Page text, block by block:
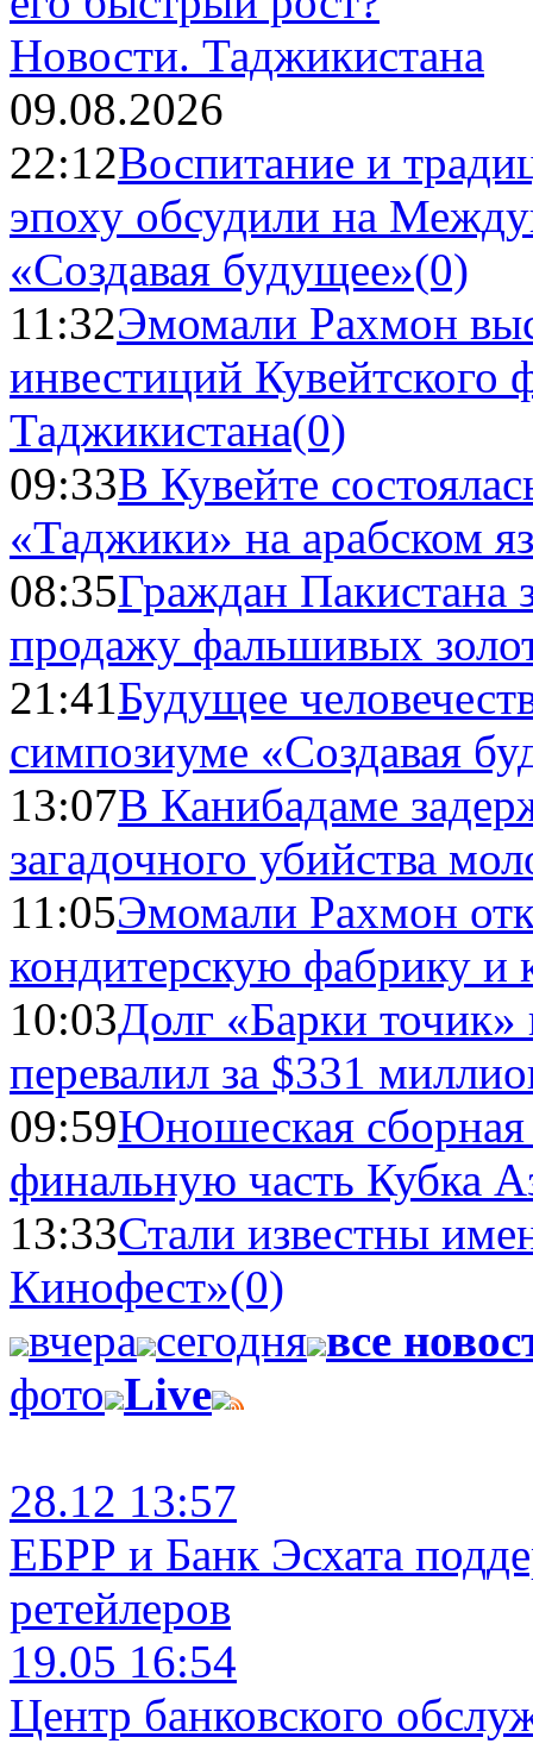
Новости. Таджикистана
09.08.2026
22:12Воспитание и
эпоху обсудили на
«Создавая будущее»(0)
11:32Эмомали Рахмон
инвестиций Кувейтского
Таджикистана(0)
09:33В Кувейте
«Таджики» на арабском
08:35Граждан Пакистана
продажу фальшивых
21:41Будущее
симпозиуме «Создавая
13:07В Канибадаме
загадочного убийства
11:05Эмомали Рахмон
кондитерскую фабрику и
10:03Долг «Барки
перевалил за $331
09:59Юношеская
финальную часть Кубка
13:33Стали известны
Кинофест»(0)
вчера сегодня все
фото Live
28.12 13:57
ЕБРР и Банк Эсхата
ретейлеров
19.05 16:54
Центр банковского